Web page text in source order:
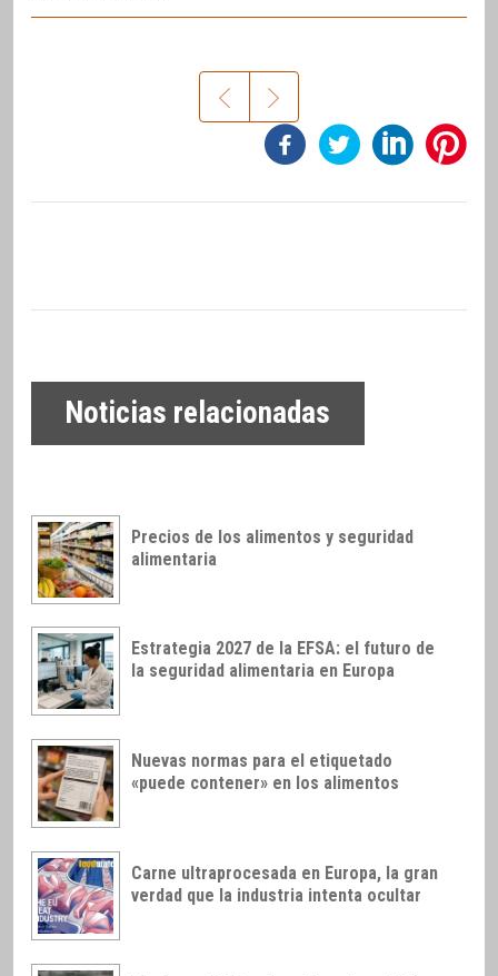
Noticias relacionadas
Precios de los alimentos y seguridad
alimentaria
Estrategia 2027 de la EFSA: el futuro de
la seguridad alimentaria en Europa
Nuevas normas para el etiquetado
«puede contener» en los alimentos
Carne ultraprocesada en Europa, la gran
verdad que la industria intenta ocultar